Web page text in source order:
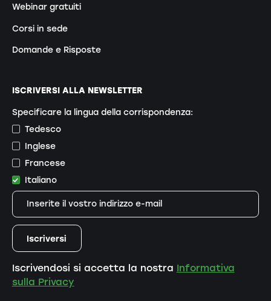
Webinar gratuiti
Corsi in sede
Domande e Risposte
ISCRIVERSI ALLA NEWSLETTER
Specificare la lingua della corrispondenza:
Tedesco
Inglese
Francese
Italiano
Iscrivendosi si accetta la nostra Informativa
sulla Privacy